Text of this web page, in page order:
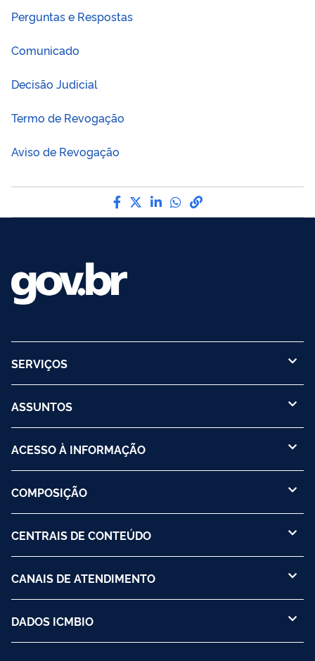
Perguntas e Respostas
Comunicado
Decisão Judicial
Termo de Revogação
Aviso de Revogação
Compartilhe por Facebook
Compartilhe por Twitter
Compartilhe por
Compartilhe por
link para Copiar
SERVIÇOS
ASSUNTOS
ACESSO À INFORMAÇÃO
COMPOSIÇÃO
CENTRAIS DE CONTEÚDO
CANAIS DE ATENDIMENTO
DADOS ICMBIO